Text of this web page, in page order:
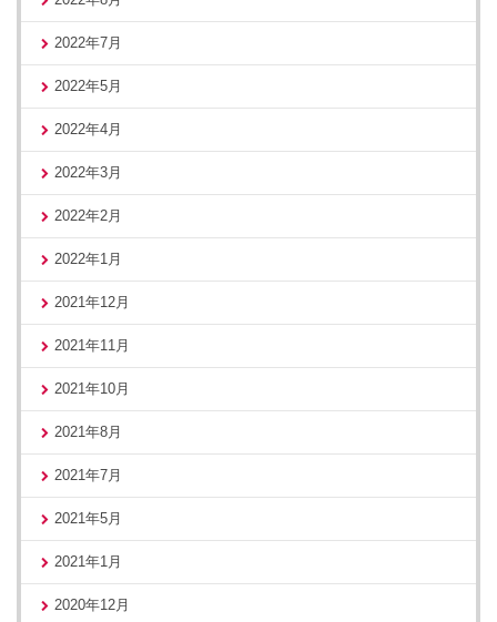
2022年7月
2022年5月
2022年4月
2022年3月
2022年2月
2022年1月
2021年12月
2021年11月
2021年10月
2021年8月
2021年7月
2021年5月
2021年1月
2020年12月